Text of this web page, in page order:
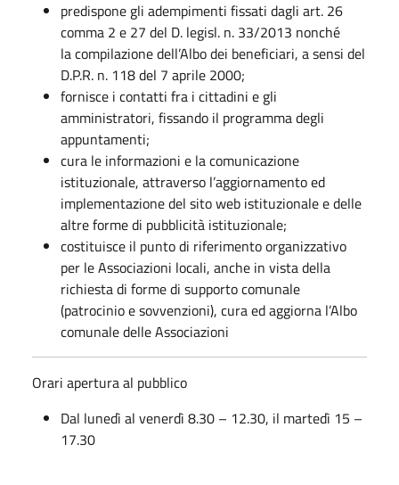
predispone gli adempimenti fissati dagli art. 26
comma 2 e 27 del D. legisl. n. 33/2013 nonché
la compilazione dell’Albo dei beneficiari, a sensi del
D.P.R. n. 118 del 7 aprile 2000;
fornisce i contatti fra i cittadini e gli
amministratori, fissando il programma degli
appuntamenti;
cura le informazioni e la comunicazione
istituzionale, attraverso l’aggiornamento ed
implementazione del sito web istituzionale e delle
altre forme di pubblicità istituzionale;
costituisce il punto di riferimento organizzativo
per le Associazioni locali, anche in vista della
richiesta di forme di supporto comunale
(patrocinio e sovvenzioni), cura ed aggiorna l’Albo
comunale delle Associazioni
Orari apertura al pubblico
Dal lunedì al venerdì 8.30 – 12.30, il martedì 15 –
17.30